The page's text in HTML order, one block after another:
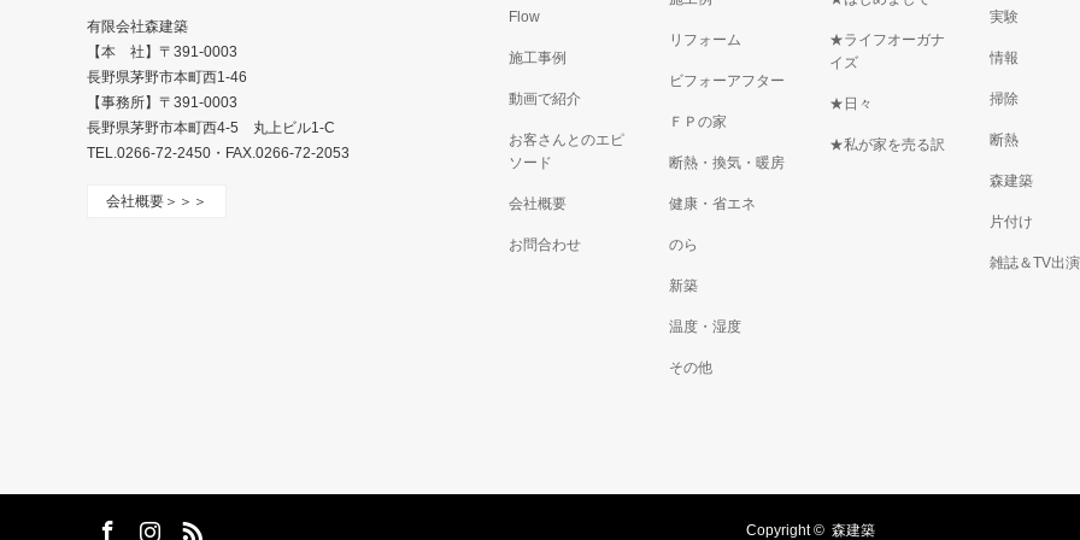
Flow
施工事例
動画で紹介
お客さんとのエピ
ソード
会社概要
お問合わせ
リフォーム
ビフォーアフター
ＦＰの家
断熱・換気・暖房
健康・省エネ
のら
新築
温度・湿度
その他
★ライフオーガナ
イズ
★日々
★私が家を売る訳
実験
情報
掃除
断熱
森建築
片付け
雑誌＆TV出
有限会社森建築
【本 社】〒391-0003
長野県茅野市本町西1-46
【事務所】〒391-0003
長野県茅野市本町西4-5 丸上ビル1-C
TEL.0266-72-2450・FAX.0266-72-2053
会社概要＞＞＞
Copyright © 森建築